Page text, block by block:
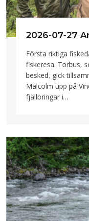
2026-07-27
Första riktiga
fiskeresa. Torbus,
besked, gick
Malcolm upp på
fjällöringar i…